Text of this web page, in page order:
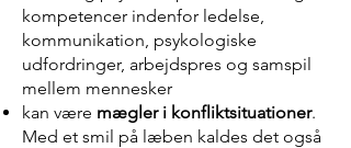
kompetencer indenfor ledelse,
kommunikation, psykologiske
udfordringer, arbejdspres og samspil
mellem mennesker
kan være mægler i konfliktsituationer.
Med et smil på læben kaldes det også